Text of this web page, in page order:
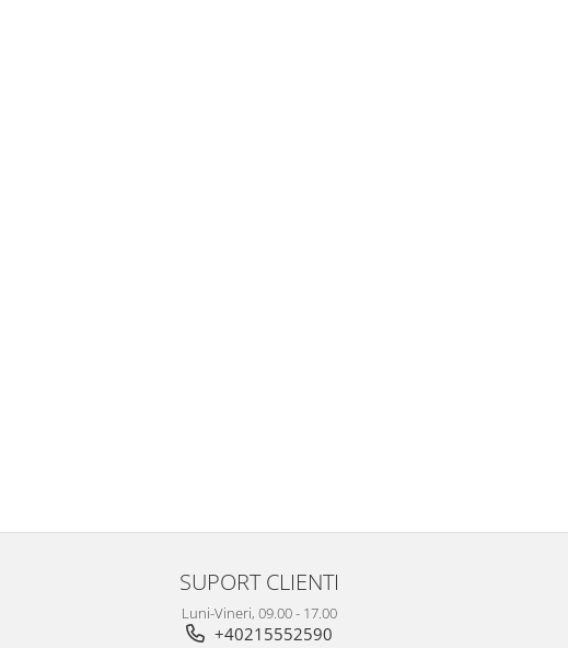
SUPORT CLIENTI
Luni-Vineri, 09.00 - 17.00
+40215552590